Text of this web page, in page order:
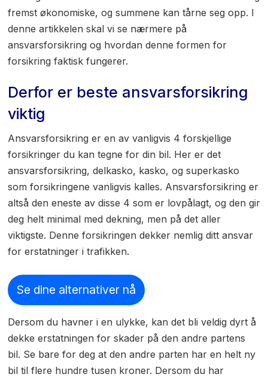
fremst økonomiske, og summene kan tårne seg opp. I
denne artikkelen skal vi se nærmere på
ansvarsforsikring og hvordan denne formen for
forsikring faktisk fungerer.
Derfor er beste ansvarsforsikring
viktig
Ansvarsforsikring er en av vanligvis 4 forskjellige
forsikringer du kan tegne for din bil. Her er det
ansvarsforsikring, delkasko, kasko, og superkasko
som forsikringene vanligvis kalles. Ansvarsforsikring er
altså den eneste av disse 4 som er lovpålagt, og den gir
deg helt minimal med dekning, men på det aller
viktigste. Denne forsikringen dekker nemlig ditt ansvar
for erstatninger i trafikken.
Se dine alternativer nå
Dersom du havner i en ulykke, kan det bli veldig dyrt å
dekke erstatningen for skader på den andre partens
bil. Se bare for deg at den andre parten har en helt ny
bil til flere hundre tusen kroner. Dersom du har